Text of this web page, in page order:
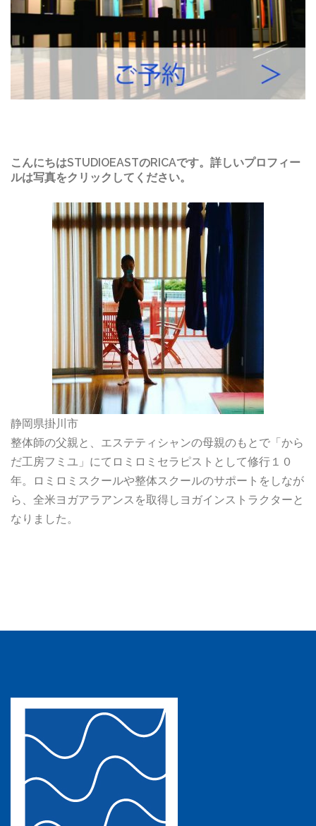
こんにちはSTUDIOEASTのRICAです。詳しいプロフィー
ルは写真をクリックしてください。
静岡県掛川市
整体師の父親と、エステティシャンの母親のもとで「から
だ工房フミユ」にてロミロミセラピストとして修行１０
年。ロミロミスクールや整体スクールのサポートをしなが
ら、全米ヨガアラアンスを取得しヨガインストラクターと
なりました。